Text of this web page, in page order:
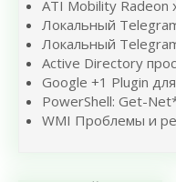
ATI Mobility
Локальный
Локальный
Active Directory
Google +1 Plugin
PowerShell: Get-
WMI Проблемы и